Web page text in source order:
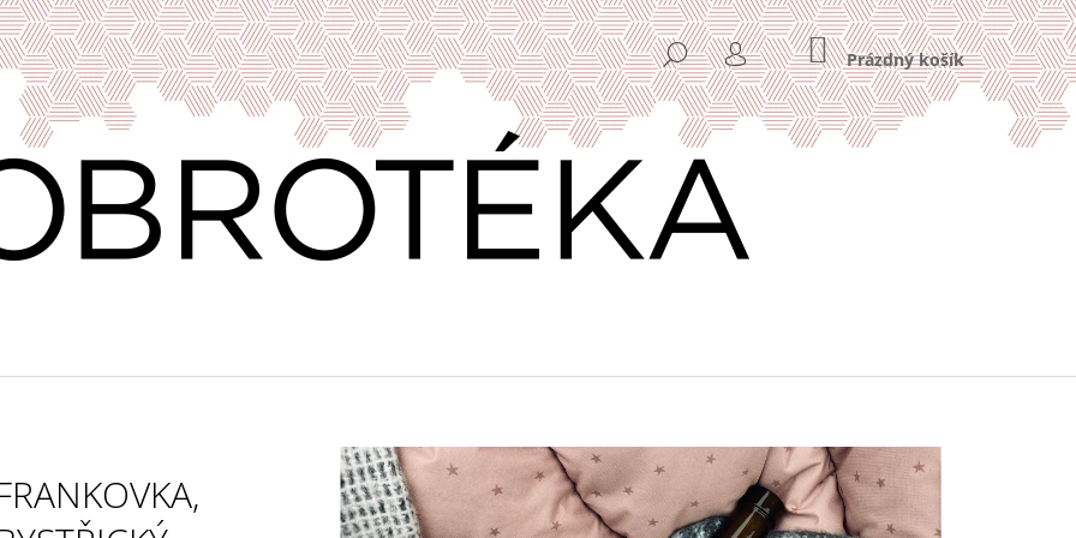
HLEDAT
PŘIHLÁŠENÍ
NÁKUPNÍ
KOŠÍK
Prázdný košík
CO POTŘEBUJETE NAJÍT?
HLEDAT
Následující
VÍNO & DOBROTY 11
PRAŽENÁ ZRNKOVÁ KÁVA HOME OFFICE